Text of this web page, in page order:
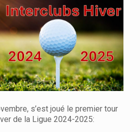
s’est joué le premier tour
de la Ligue 2024-2025: